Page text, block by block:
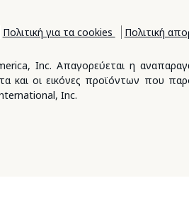
Πολιτική για τα cookies Πολιτική
Inc. Απαγορεύεται η
και οι εικόνες προϊόντων που
Inc.